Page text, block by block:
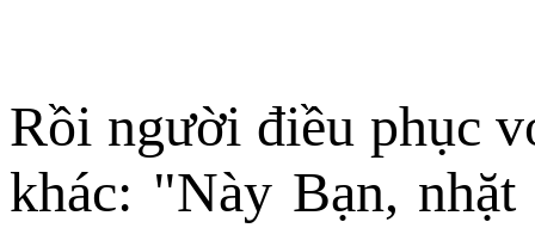
Rồi người điều phục
khác: "Này Bạn,